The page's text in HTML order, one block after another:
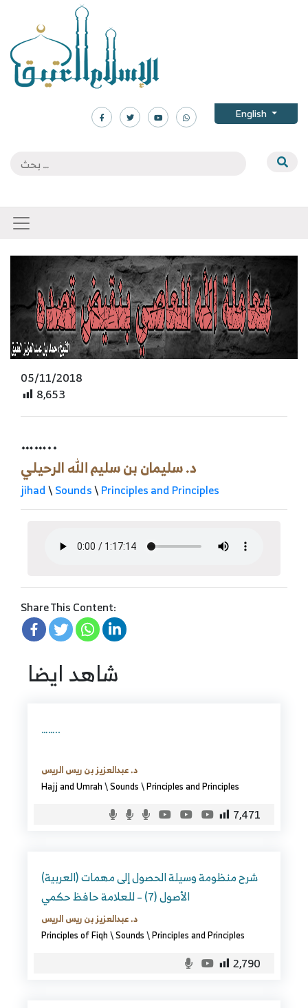
English
05/11/2018
8,653
……..
د. سليمان بن سليم الله الرحيلي
jihad\Sounds\Principles and Principles
Share This Content:
شاهد ايضا
……..
د. عبدالعزيز بن ريس الريس
Hajj and Umrah\Sounds\Principles and Principles
7,471
(العربية) شرح منظومة وسيلة الحصول إلى مهمات
الأصول (7) – للعلامة حافظ حكمي
د. عبدالعزيز بن ريس الريس
Principles of Fiqh\Sounds\Principles and Principles
2,790